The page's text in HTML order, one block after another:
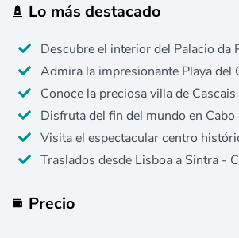
Lo más destacado
Descubre el interior del Palacio da
Admira la impresionante Playa del
Conoce la preciosa villa de Cascais
Disfruta del fin del mundo en Cabo
Visita el espectacular centro
Traslados desde Lisboa a Sintra -
Precio